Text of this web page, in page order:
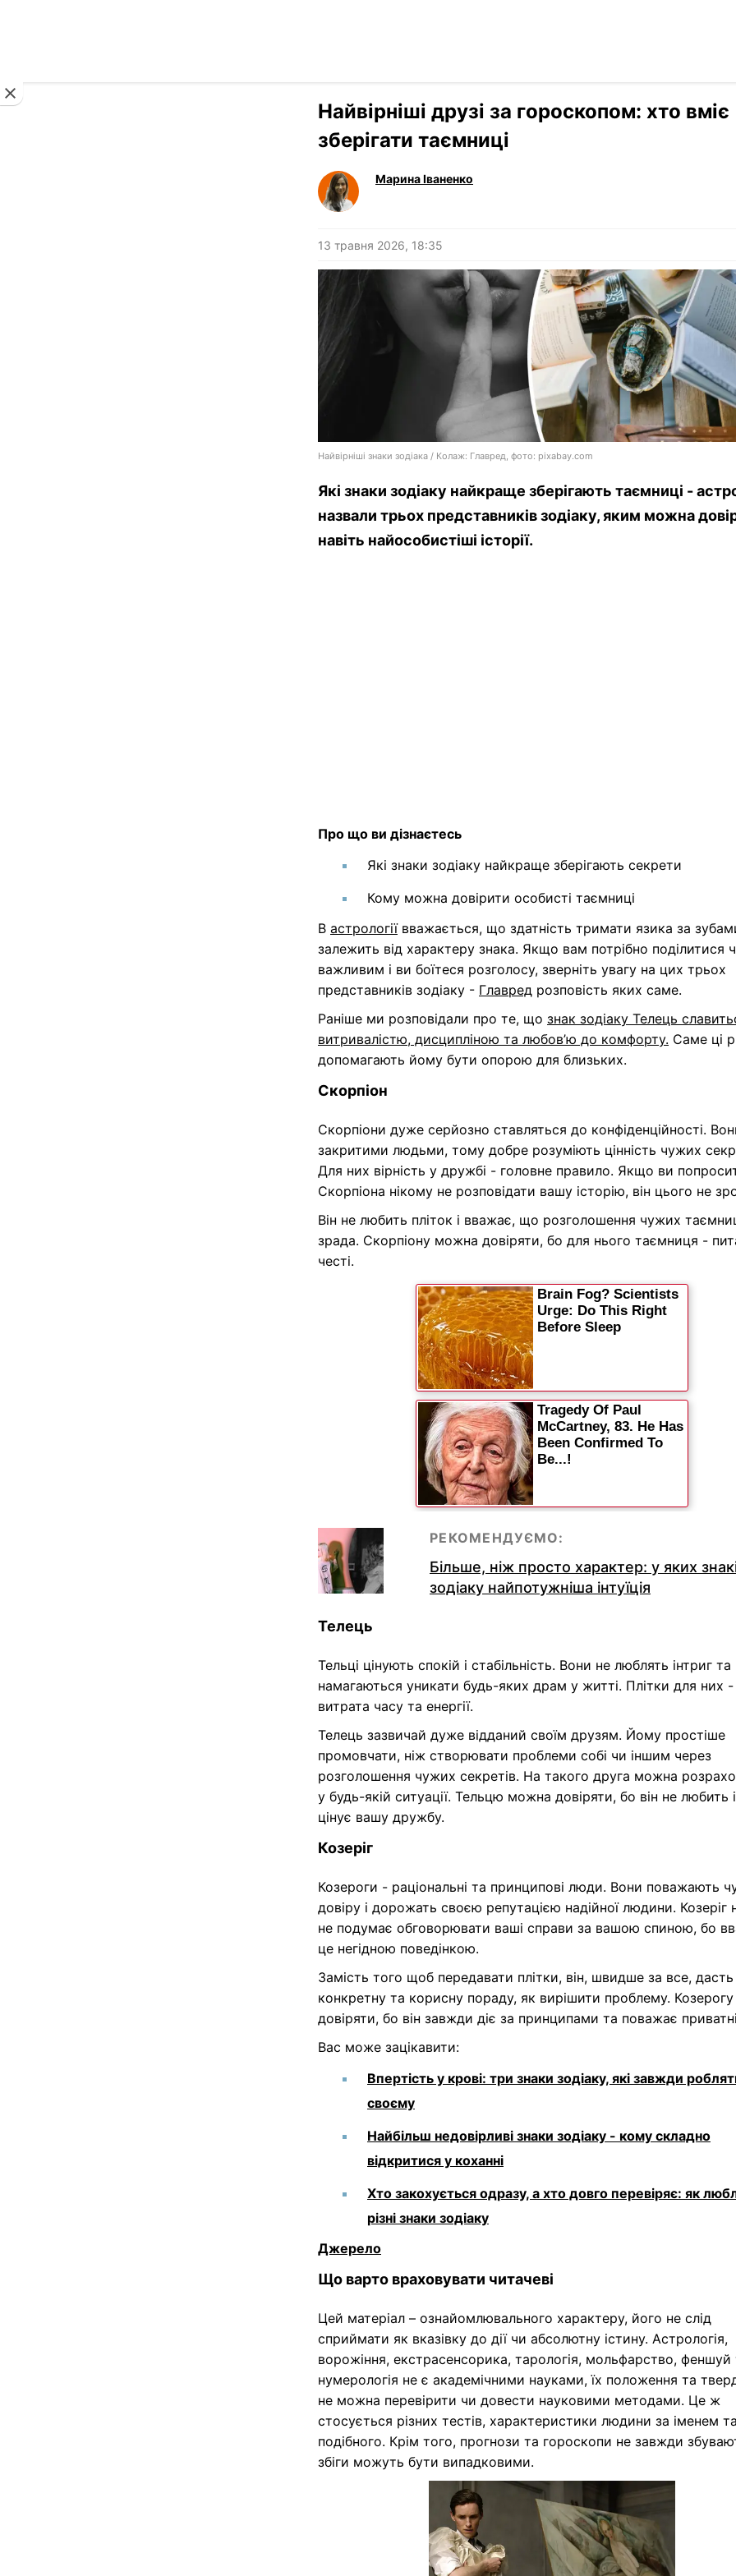
Найвірніші друзі за гороскопом: хто вміє
зберігати таємниці
Марина Іваненко
13 травня 2026, 18:35
Найвірніші знаки зодіака / Колаж: Главред, фото: pixabay.com
Які знаки зодіаку найкраще зберігають таємниці -
назвали трьох представників зодіаку, яким можна
навіть найособистіші історії.
Про що ви дізнаєтесь
Які знаки зодіаку найкраще зберігають секрети
Кому можна довірити особисті таємниці
В астрологіївважається, що здатність тримати язика за
залежить від характеру знака. Якщо вам потрібно поділитися
важливим і ви боїтеся розголосу, зверніть увагу на цих трьох
представників зодіаку - Главред розповість яких саме.
Раніше ми розповідали про те, що знак зодіаку Телець
витривалістю, дисципліною та любов’ю до комфорту. Саме ці
допомагають йому бути опорою для близьких.
Скорпіон
Скорпіони дуже серйозно ставляться до конфіденційності.
закритими людьми, тому добре розуміють цінність чужих
Для них вірність у дружбі - головне правило. Якщо ви
Скорпіона нікому не розповідати вашу історію, він цього не
Він не любить пліток і вважає, що розголошення чужих
зрада. Скорпіону можна довіряти, бо для нього таємниця -
честі.
РЕКОМЕНДУЄМО:
Більше, ніж просто характер: у яких
зодіаку найпотужніша інтуїція
Телець
Тельці цінують спокій і стабільність. Вони не люблять інтриг та
намагаються уникати будь-яких драм у житті. Плітки для них -
витрата часу та енергії.
Телець зазвичай дуже відданий своїм друзям. Йому простіше
промовчати, ніж створювати проблеми собі чи іншим через
розголошення чужих секретів. На такого друга можна
у будь-якій ситуації. Тельцю можна довіряти, бо він не любить
цінує вашу дружбу.
Козеріг
Козероги - раціональні та принципові люди. Вони поважають
довіру і дорожать своєю репутацією надійної людини. Козеріг
не подумає обговорювати ваші справи за вашою спиною, бо
це негідною поведінкою.
Замість того щоб передавати плітки, він, швидше за все,
конкретну та корисну пораду, як вирішити проблему.
довіряти, бо він завжди діє за принципами та поважає
Вас може зацікавити:
Впертість у крові: три знаки зодіаку, які завжди
своєму
Найбільш недовірливі знаки зодіаку - кому складно
відкритися у коханні
Хто закохується одразу, а хто довго перевіряє: як
різні знаки зодіаку
Джерело
Що варто враховувати читачеві
Цей матеріал – ознайомлювального характеру, його не слід
сприймати як вказівку до дії чи абсолютну істину. Астрологія,
ворожіння, екстрасенсорика, тарологія, мольфарство, феншуй
нумерологія не є академічними науками, їх положення та
не можна перевірити чи довести науковими методами. Це ж
стосується різних тестів, характеристики людини за іменем та
подібного. Крім того, прогнози та гороскопи не завжди
збіги можуть бути випадковими.